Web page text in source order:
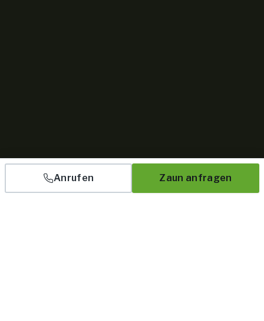
Anrufen Zaun anfragen